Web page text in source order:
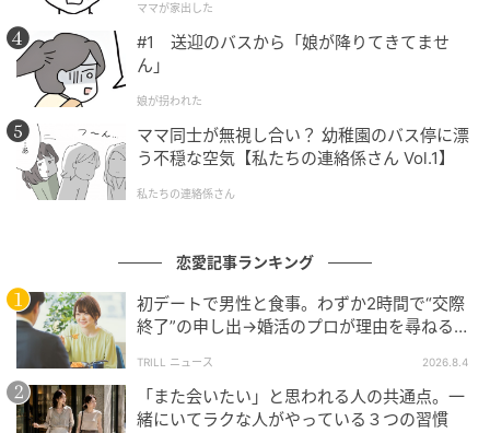
しかし、SNSで素顔がまったく見えない男性にも要注
意！
SNSをしているのに、自分の顔写真はなし、投稿もほ
ぼ食べ物や風景ばかり…そんな“素顔を隠している”男
性には、なにか隠したい理由があるのかも。
る」なんてパターンも考えられます。
もちろんSNSだけですべてを判断するのは難しいです
が、本気でお付きあいをしたいなら、少しはプライベ
ートを共有してくれるはず。
ママが家出した
#1 送迎のバスから「娘が降りてきてませ
ん」
娘が拐われた
ママ同士が無視し合い？ 幼稚園のバス停に漂
う不穏な空気【私たちの連絡係さん Vol.1】
私たちの連絡係さん
恋愛記事ランキング
初デートで男性と食事。わずか2時間で“交際
終了”の申し出→婚活のプロが理由を尋ねる
TRILL ニュース 2026.8.4
「また会いたい」と思われる人の共通点。一
緒にいてラクな人がやっている３つの習慣